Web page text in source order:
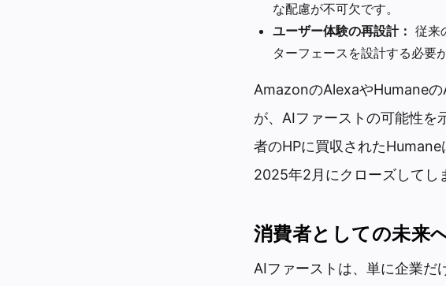
な配慮が不可欠です。
ユーザー体験の再設計： 従来
ターフェースを設計する必要
AmazonのAlexaやHumaneの
が、AIファーストの可能性を
者のHPに買収された
2025年2月にクローズしてし
消費者としての未来
AIファーストは、単に企業だ